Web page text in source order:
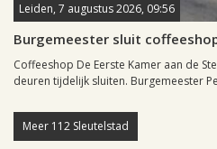
Leiden, 7 augustus 2026, 09:56
Burgemeester sluit
Coffeeshop De Eerste Kamer aan de
deuren tijdelijk sluiten. Burgemeester
Meer 112 Sleutelstad